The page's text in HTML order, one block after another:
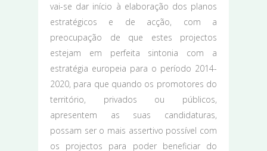
vai-se dar início à elaboração dos planos
estratégicos e de acção, com a
preocupação de que estes projectos
estejam em perfeita sintonia com a
estratégia europeia para o período 2014-
2020, para que quando os promotores do
território, privados ou públicos,
apresentem as suas candidaturas,
possam ser o mais assertivo possível com
os projectos para poder beneficiar do